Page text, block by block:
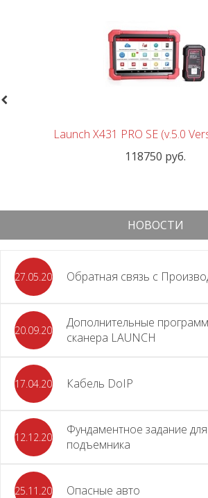
Launch X431 PRO SE (v.5.0
118750 руб.
НОВОСТИ
27.05.2026 Обратная связь с
20.09.2025
Дополнительные
сканера LAUNCH
17.04.2024 Кабель DoIP
12.12.2023
Фундаментное задание
подъемника
25.11.2023 Опасные авто